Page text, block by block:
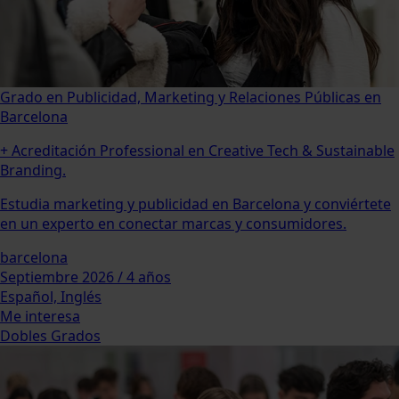
Grado en Publicidad, Marketing y Relaciones Públicas en
Barcelona
+ Acreditación Professional en Creative Tech & Sustainable
Branding.
Estudia marketing y publicidad en Barcelona y conviértete
en un experto en conectar marcas y consumidores.
barcelona
Septiembre 2026 / 4 años
Español, Inglés
Me interesa
Dobles Grados